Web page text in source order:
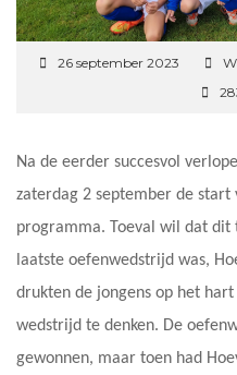
26 september 2023
Na de eerder succesvol
zaterdag 2 september de
programma. Toeval wil dat dit
laatste oefenwedstrijd was,
drukten de jongens op het
wedstrijd te denken. De
gewonnen, maar toen had